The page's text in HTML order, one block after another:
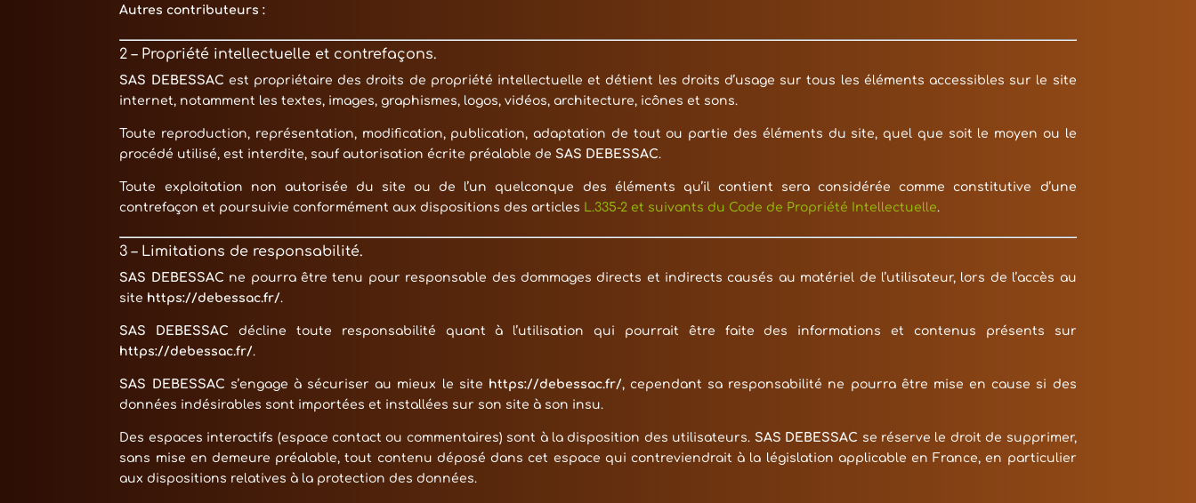
Autres contributeurs :
2 – Propriété intellectuelle et contrefaçons.
SAS DEBESSAC est propriétaire des droits de propriété intellectuelle et détient les droits d’usage sur tous les éléments accessibles sur le site
internet, notamment les textes, images, graphismes, logos, vidéos, architecture, icônes et sons.
Toute reproduction, représentation, modification, publication, adaptation de tout ou partie des éléments du site, quel que soit le moyen ou le
procédé utilisé, est interdite, sauf autorisation écrite préalable de SAS DEBESSAC.
Toute exploitation non autorisée du site ou de l’un quelconque des éléments qu’il contient sera considérée comme constitutive d’une
contrefaçon et poursuivie conformément aux dispositions des articles L.335-2 et suivants du Code de Propriété Intellectuelle.
3 – Limitations de responsabilité.
SAS DEBESSAC ne pourra être tenu pour responsable des dommages directs et indirects causés au matériel de l’utilisateur, lors de l’accès au
site https://debessac.fr/.
SAS DEBESSAC décline toute responsabilité quant à l’utilisation qui pourrait être faite des informations et contenus présents sur
https://debessac.fr/.
SAS DEBESSAC s’engage à sécuriser au mieux le site https://debessac.fr/, cependant sa responsabilité ne pourra être mise en cause si des
données indésirables sont importées et installées sur son site à son insu.
Des espaces interactifs (espace contact ou commentaires) sont à la disposition des utilisateurs. SAS DEBESSAC se réserve le droit de supprimer,
sans mise en demeure préalable, tout contenu déposé dans cet espace qui contreviendrait à la législation applicable en France, en particulier
aux dispositions relatives à la protection des données.